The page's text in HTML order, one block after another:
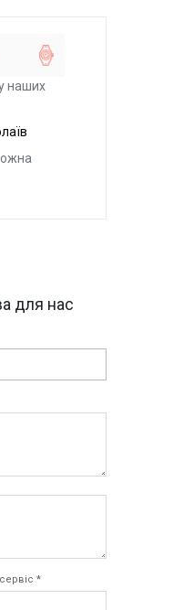
наших
для нас
*